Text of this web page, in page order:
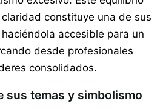
constituye una de sus
accesible para un
desde profesionales
consolidados.
sus temas y simbolismo